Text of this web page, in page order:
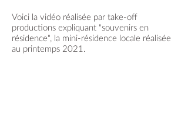
Voici la vidéo réalisée par take-off
productions expliquant "souvenirs en
résidence", la mini-résidence locale réalisée
au printemps 2021.